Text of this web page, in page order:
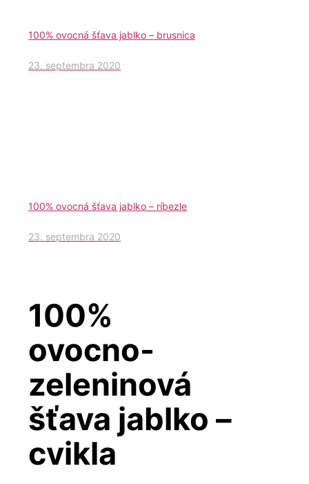
100% ovocná šťava jablko – brusnica
23. septembra 2020
100% ovocná šťava jablko – ríbezle
23. septembra 2020
100%
ovocno-
zeleninová
šťava jablko –
cvikla